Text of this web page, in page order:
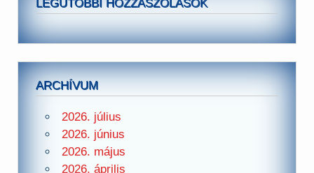
LEGUTÓBBI HOZZÁSZÓLÁSOK
ARCHÍVUM
2026. július
2026. június
2026. május
2026. április